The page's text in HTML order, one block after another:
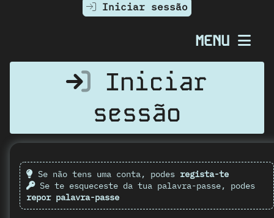
Iniciar sessão
MENU
Iniciar
sessão
Se não tens uma conta, podes regista-te
Se te esqueceste da tua palavra-passe, podes
repor palavra-passe